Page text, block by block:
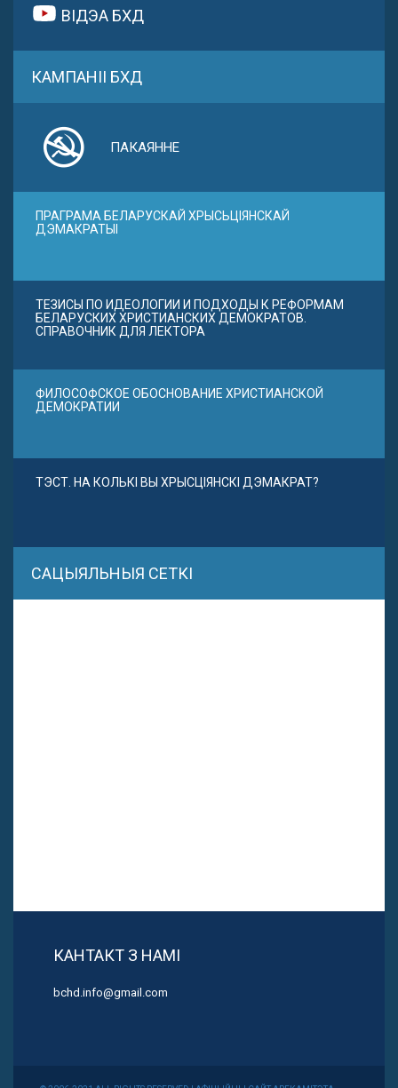
ВІДЭА БХД
КАМПАНІІ БХД
ПАКАЯННЕ
ПРАГРАМА БЕЛАРУСКАЙ ХРЫСЬЦІЯНСКАЙ
ДЭМАКРАТЫІ
ТЕЗИСЫ ПО ИДЕОЛОГИИ И ПОДХОДЫ К РЕФОРМАМ
БЕЛАРУСКИХ ХРИСТИАНСКИХ ДЕМОКРАТОВ.
СПРАВОЧНИК ДЛЯ ЛЕКТОРА
ФИЛОСОФСКОЕ ОБОСНОВАНИЕ ХРИСТИАНСКОЙ
ДЕМОКРАТИИ
ТЭСТ. НА КОЛЬКІ ВЫ ХРЫСЦІЯНСКІ ДЭМАКРАТ?
САЦЫЯЛЬНЫЯ СЕТКІ
КАНТАКТ З НАМІ
bchd.info@gmail.com